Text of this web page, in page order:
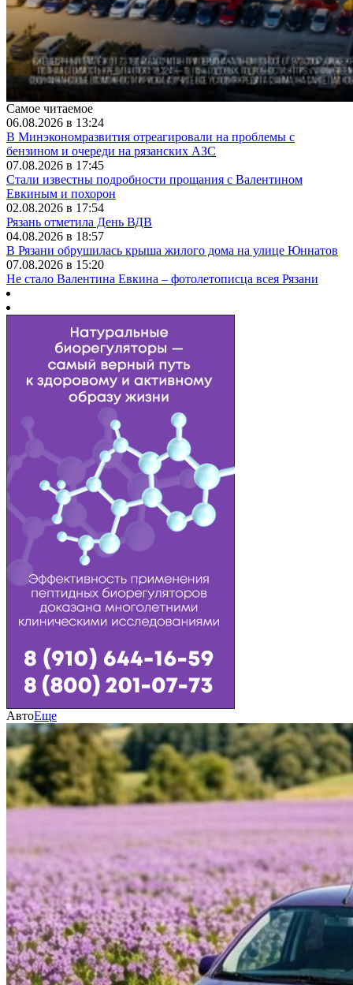
Самое читаемое
06.08.2026 в 13:24
В Минэкономразвития отреагировали на проблемы с
бензином и очереди на рязанских АЗС
07.08.2026 в 17:45
Стали известны подробности прощания с Валентином
Евкиным и похорон
02.08.2026 в 17:54
Рязань отметила День ВДВ
04.08.2026 в 18:57
В Рязани обрушилась крыша жилого дома на улице Юннатов
07.08.2026 в 15:20
Не стало Валентина Евкина – фотолетописца всея Рязани
АвтоЕще